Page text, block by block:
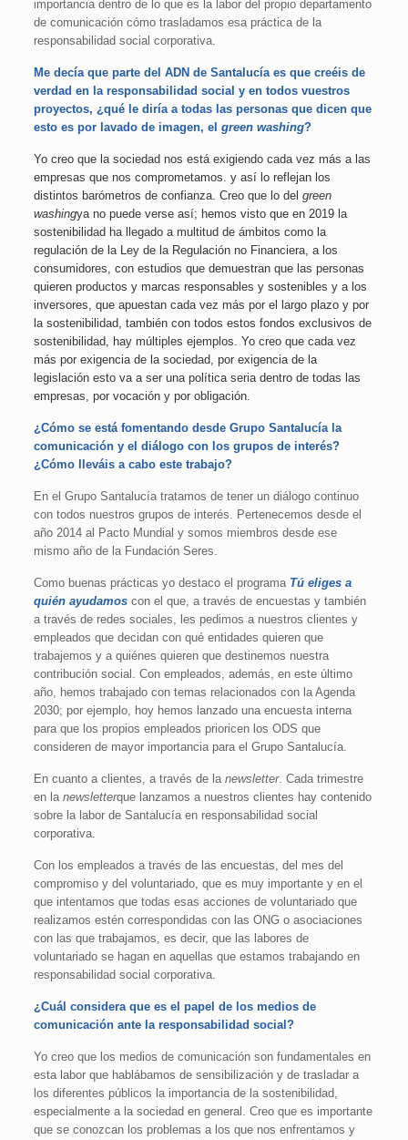
importancia dentro de lo que es la labor del propio departamento
de comunicación cómo trasladamos esa práctica de la
responsabilidad social corporativa.
Me decía que parte del ADN de Santalucía es que creéis de
verdad en la responsabilidad social y en todos vuestros
proyectos, ¿qué le diría a todas las personas que dicen que
esto es por lavado de imagen, elgreen washing?
Yo creo que la sociedad nos está exigiendo cada vez más a las
empresas que nos comprometamos. y así lo reflejan los
distintos barómetros de confianza. Creo que lo delgreen
washingya no puede verse así; hemos visto que en 2019 la
sostenibilidad ha llegado a multitud de ámbitos como la
regulación de la Ley de la Regulación no Financiera, a los
consumidores, con estudios que demuestran que las personas
quieren productos y marcas responsables y sostenibles y a los
inversores, que apuestan cada vez más por el largo plazo y por
la sostenibilidad, también con todos estos fondos exclusivos de
sostenibilidad, hay múltiples ejemplos. Yo creo que cada vez
más por exigencia de la sociedad, por exigencia de la
legislación esto va a ser una política seria dentro de todas las
empresas, por vocación y por obligación.
¿Cómo se está fomentando desde Grupo Santalucía la
comunicación y el diálogo con los grupos de interés?
¿Cómo lleváis a cabo este trabajo?
En el Grupo Santalucía tratamos de tener un diálogo continuo
con todos nuestros grupos de interés. Pertenecemos desde el
año 2014 al Pacto Mundial y somos miembros desde ese
mismo año de la Fundación Seres.
Como buenas prácticas yo destaco el programa Tú eliges a
quién ayudamos con el que, a través de encuestas y también
a través de redes sociales, les pedimos a nuestros clientes y
empleados que decidan con qué entidades quieren que
trabajemos y a quiénes quieren que destinemos nuestra
contribución social. Con empleados, además, en este último
año, hemos trabajado con temas relacionados con la Agenda
2030; por ejemplo, hoy hemos lanzado una encuesta interna
para que los propios empleados prioricen los ODS que
consideren de mayor importancia para el Grupo Santalucía.
En cuanto a clientes, a través de lanewsletter. Cada trimestre
en lanewsletterque lanzamos a nuestros clientes hay contenido
sobre la labor de Santalucía en responsabilidad social
corporativa.
Con los empleados a través de las encuestas, del mes del
compromiso y del voluntariado, que es muy importante y en el
que intentamos que todas esas acciones de voluntariado que
realizamos estén correspondidas con las ONG o asociaciones
con las que trabajamos, es decir, que las labores de
voluntariado se hagan en aquellas que estamos trabajando en
responsabilidad social corporativa.
¿Cuál considera que es el papel de los medios de
comunicación ante la responsabilidad social?
Yo creo que los medios de comunicación son fundamentales en
esta labor que hablábamos de sensibilización y de trasladar a
los diferentes públicos la importancia de la sostenibilidad,
especialmente a la sociedad en general. Creo que es importante
que se conozcan los problemas a los que nos enfrentamos y